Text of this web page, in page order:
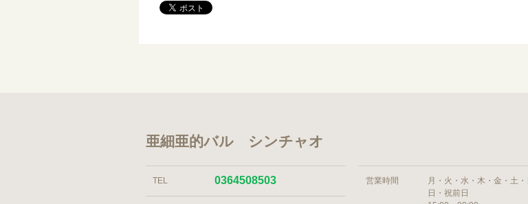
亜細亜的バル シンチャオ
TEL 0364508503 営業時間
月・火・水・木・金・土
日・祝前日